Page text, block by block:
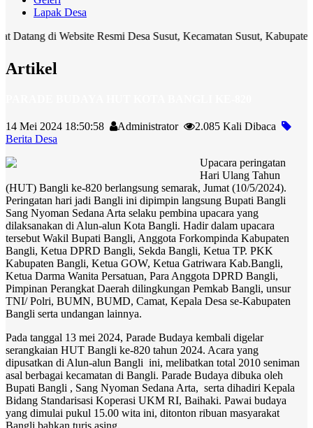
Lapak Desa
di Website Resmi Desa Susut, Kecamatan Susut, Kabupaten
Artikel
14 Mei 2024 18:50:58 Administrator
2.085 Kali Dibaca
Berita Desa
Upacara peringatan
Hari Ulang Tahun
(HUT) Bangli ke-820 berlangsung semarak, Jumat (10/5/2024).
Peringatan hari jadi Bangli ini dipimpin langsung Bupati Bangli
Sang Nyoman Sedana Arta selaku pembina upacara yang
dilaksanakan di Alun-alun Kota Bangli. Hadir dalam upacara
tersebut Wakil Bupati Bangli, Anggota Forkompinda Kabupaten
Bangli, Ketua DPRD Bangli, Sekda Bangli, Ketua TP. PKK
Kabupaten Bangli, Ketua GOW, Ketua Gatriwara Kab.Bangli,
Ketua Darma Wanita Persatuan, Para Anggota DPRD Bangli,
Pimpinan Perangkat Daerah dilingkungan Pemkab Bangli, unsur
TNI/ Polri, BUMN, BUMD, Camat, Kepala Desa se-Kabupaten
Bangli serta undangan lainnya.
Pada tanggal 13 mei 2024, Parade Budaya kembali digelar
serangkaian HUT Bangli ke-820 tahun 2024. Acara yang
dipusatkan di Alun-alun Bangli ini, melibatkan total 2010 seniman
asal berbagai kecamatan di Bangli. Parade Budaya dibuka oleh
Bupati Bangli , Sang Nyoman Sedana Arta, serta dihadiri Kepala
Bidang Standarisasi Koperasi UKM RI, Baihaki. Pawai budaya
yang dimulai pukul 15.00 wita ini, ditonton ribuan masyarakat